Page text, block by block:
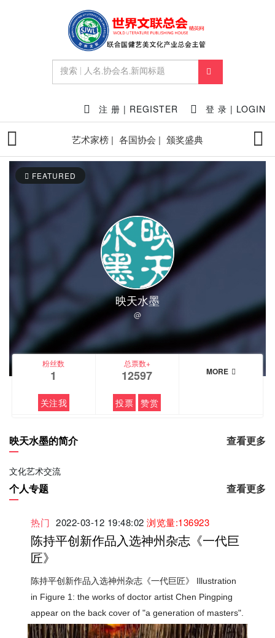
注 册 | REGISTER 登 录 | LOGIN
艺术家榜 | 各国协会 | 颁奖盛典
FEATURED
映天水墨
@
粉丝数
1
关注我
总票数+
12597
投票 赞赏
MORE
映天水墨的简介 查看更多
文化艺术交流
个人专题 查看更多
热门 2022-03-12 19:48:02 浏览量:136923
陈持平创新作品入选神州杂志《一代巨
匠》
陈持平创新作品入选神州杂志《一代巨匠》 Illustration
in Figure 1: the works of doctor artist Chen Pingping
appear on the back cover of "a generation of masters".